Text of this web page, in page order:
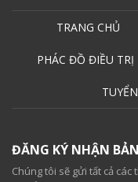
TRANG CHỦ
PHÁC ĐỒ ĐIỀU TRỊ
ĐĂNG KÝ NHẬN
Chúng tôi sẽ gửi tất cả